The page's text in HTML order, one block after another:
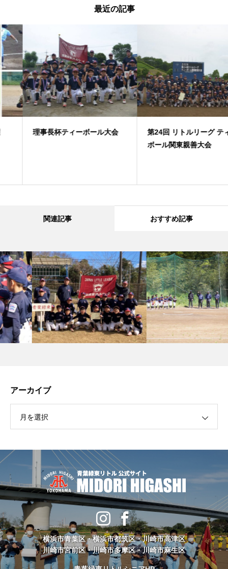
最近の記事
理事長杯ティーボール大会
第24回 リトルリーグ ティー
ボール関東親善大会
関連記事 おすすめ記事
アーカイブ
月を選択
横浜市青葉区・横浜市都筑区・川崎市高津区
川崎市宮前区・川崎市多摩区・川崎市麻生区